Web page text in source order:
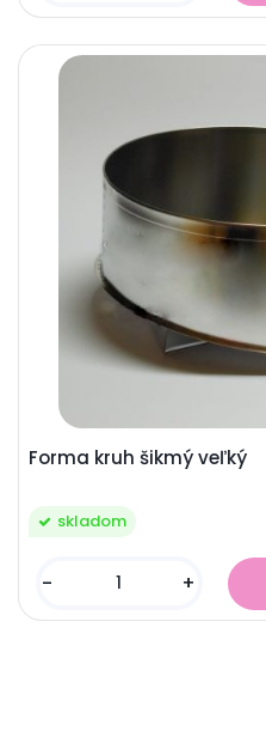
Forma kruh šikmý veľký
skladom
- +